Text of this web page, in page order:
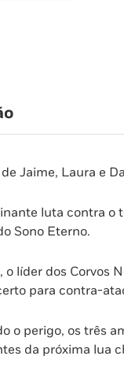
Jaime, Laura e
luta contra o
Sono Eterno.
o líder dos Corvos
para contra-
o perigo, os três
da próxima lua